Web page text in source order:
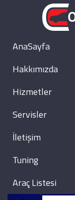
AnaSayfa
Hakkımızda
Hizmetler
Servisler
İletişim
Tuning
Araç Listesi